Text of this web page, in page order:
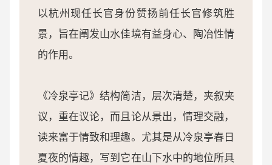
以杭州现任长官身份赞扬前任长官修筑胜
景，旨在阐发山水佳境有益身心、陶冶性情
的作用。
《冷泉亭记》结构简洁，层次清楚，夹叙夹
议，重在议论，而且论从景出，情理交融，
读来富于情致和理趣。尤其是从冷泉亭春日
夏夜的情趣，写到它在山下水中的地位所具